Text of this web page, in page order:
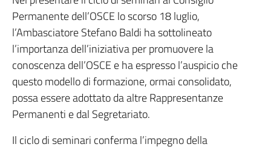
Permanente dell’OSCE lo scorso 18 luglio,
l’Ambasciatore Stefano Baldi ha sottolineato
l’importanza dell’iniziativa per promuovere la
conoscenza dell’OSCE e ha espresso l’auspicio che
questo modello di formazione, ormai consolidato,
possa essere adottato da altre Rappresentanze
Permanenti e dal Segretariato.
Il ciclo di seminari conferma l’impegno della